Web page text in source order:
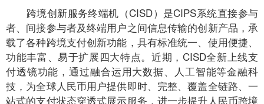
跨境创新服务终端机（CISD）是CIPS系统直接参与
者、间接参与者及终端用户之间信息传输的创新产品，承
载了各种跨境支付创新功能，具有标准统一、使用便捷、
功能丰富、易于扩展四大特点。近期，CISD全新上线支
付透镜功能，通过融合运用大数据、人工智能等金融科
技，为全球人民币用户提供即时、完整、覆盖全链路、一
站式的支付状态穿透式展示服务，进一步提升人民币跨境